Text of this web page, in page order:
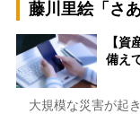
藤川里絵「さ
【資
備え
大規模な災害が起